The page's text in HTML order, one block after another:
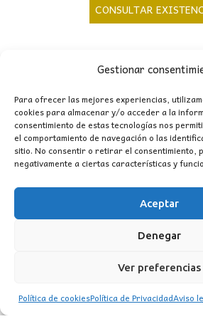
Gestionar
Para ofrecer las mejores experiencias,
cookies para almacenar y/o acceder a la
consentimiento de estas tecnologías nos
el comportamiento de navegación o las
sitio. No consentir o retirar el consentimiento,
negativamente a ciertas características y
Aceptar
Denegar
Ver preferencias
Política de cookiesPolítica de PrivacidadAviso
precio
CONSULTAR
CONTACTO
MI CUENTA